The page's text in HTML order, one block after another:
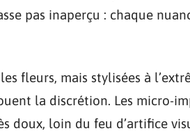
pas inaperçu : chaque
fleurs, mais stylisées à
la discrétion. Les micro-
loin du feu d’artifice